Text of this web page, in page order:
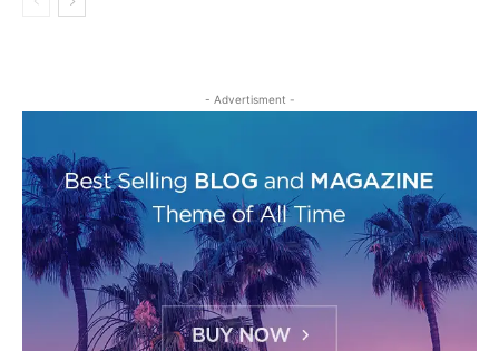
- Advertisment -